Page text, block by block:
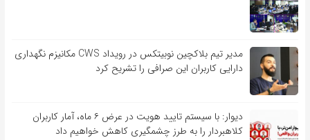
مدیر تیم بلاکچین نوبیتکس در رویداد CWS مکانیزم نگهداری
دارایی کاربران این صرافی را تشریح کرد
دیوار: با سیستم تایید هویت در عرض ۶ ماه، آمار کاربران
کلاهبردار را به طرز چشمگیری کاهش خواهیم داد